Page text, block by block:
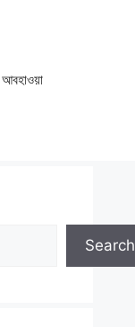
⁠⁠আবহাওয়া
Search